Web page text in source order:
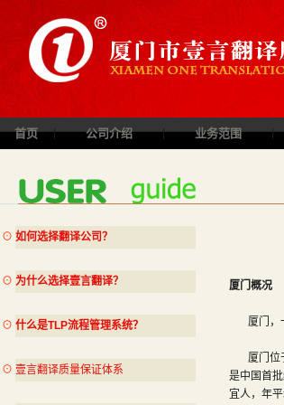
首页 | 公司介绍 | 业务范围 |
⊙ 如何选择翻译公司？
⊙ 为什么选择壹言翻译？
⊙ 什么是TLP流程管理系统？
⊙ 壹言翻译质量保证体系
厦门概况
厦门，一
厦门位于
是中国首
宜人，年